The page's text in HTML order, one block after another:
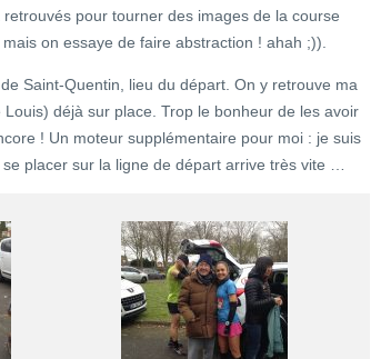
pour tourner des images de la course
on essaye de faire abstraction ! ahah ;)).
Saint-Quentin, lieu du départ. On y retrouve ma
déjà sur place. Trop le bonheur de les avoir
! Un moteur supplémentaire pour moi : je suis
se placer sur la ligne de départ arrive très vite …